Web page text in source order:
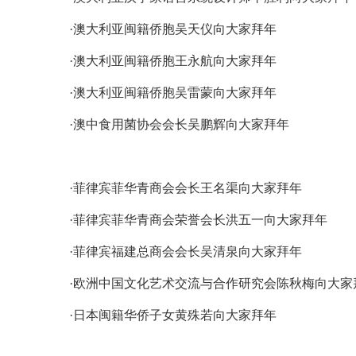
·澳大利亚闽籍侨胞吴天仪向大家拜年
·澳大利亚闽籍侨胞王永航向大家拜年
·澳大利亚闽籍侨胞吴雷蒙向大家拜年
·澳中食用菌协会会长吴鹏辉向大家拜年
·菲律宾菲华青商会会长王名渠向大家拜年
·菲律宾菲华青商会荣誉会长洪五一向大家拜年
·菲律宾福建总商会会长吴清泉向大家拜年
·欧洲中国文化艺术交流与合作研究会陈秋梅向大家
· 日本闽籍华侨子女黄殊若向大家拜年